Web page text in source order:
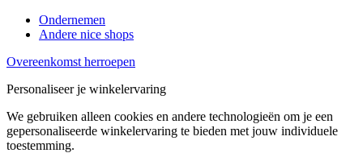
Ondernemen
Andere nice shops
Overeenkomst herroepen
Personaliseer je winkelervaring
We gebruiken alleen cookies en andere technologieën om je een
gepersonaliseerde winkelervaring te bieden met jouw individuele
toestemming.